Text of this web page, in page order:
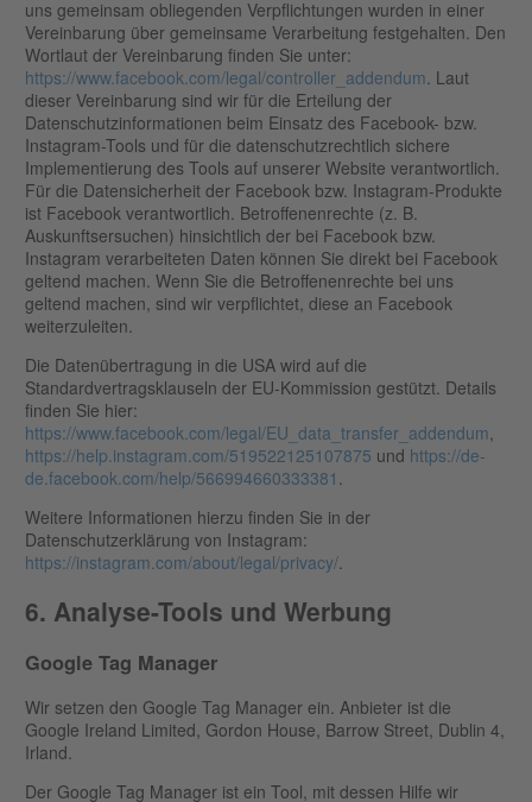
uns gemeinsam obliegenden Verpflichtungen wurden in einer
Vereinbarung über gemeinsame Verarbeitung festgehalten. Den
Wortlaut der Vereinbarung finden Sie unter:
https://www.facebook.com/legal/controller_addendum . Laut
dieser Vereinbarung sind wir für die Erteilung der
Datenschutzinformationen beim Einsatz des Facebook- bzw.
Instagram-Tools und für die datenschutzrechtlich sichere
Implementierung des Tools auf unserer Website verantwortlich.
Für die Datensicherheit der Facebook bzw. Instagram-Produkte
ist Facebook verantwortlich. Betroffenenrechte (z. B.
Auskunftsersuchen) hinsichtlich der bei Facebook bzw.
Instagram verarbeiteten Daten können Sie direkt bei Facebook
geltend machen. Wenn Sie die Betroffenenrechte bei uns
geltend machen, sind wir verpflichtet, diese an Facebook
weiterzuleiten.
Die Datenübertragung in die USA wird auf die
Standardvertragsklauseln der EU-Kommission gestützt. Details
finden Sie hier:
https://www.facebook.com/legal/EU_data_transfer_addendum
https://help.instagram.com/519522125107875 und https://de-
de.facebook.com/help/566994660333381
Weitere Informationen hierzu finden Sie in der
Datenschutzerklärung von Instagram:
https://instagram.com/about/legal/privacy/
6. Analyse-Tools und Werbung
Google Tag Manager
Wir setzen den Google Tag Manager ein. Anbieter ist die
Google Ireland Limited, Gordon House, Barrow Street, Dublin 4,
Irland.
Der Google Tag Manager ist ein Tool, mit dessen Hilfe wir